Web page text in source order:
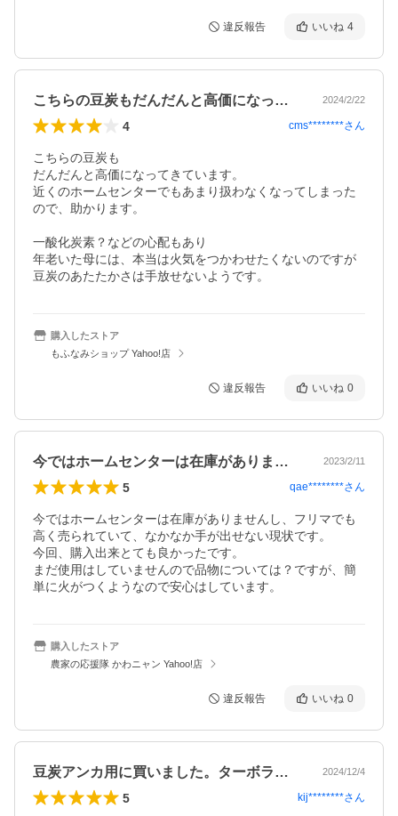
違反報告 いいね 4
こちらの豆炭もだんだんと高価になってき… 2024/2/22
4 cms********さん
こちらの豆炭も
だんだんと高価になってきています。
近くのホームセンターでもあまり扱わなくなってしまった
ので、助かります。
一酸化炭素？などの心配もあり
年老いた母には、本当は火気をつかわせたくないのですが
豆炭のあたたかさは手放せないようです。
購入したストア
もふなみショップ Yahoo!店
違反報告 いいね 0
今ではホームセンターは在庫がありません… 2023/2/11
5 qae********さん
今ではホームセンターは在庫がありませんし、フリマでも
高く売られていて、なかなか手が出せない現状です。
今回、購入出来とても良かったです。
まだ使用はしていませんので品物については？ですが、簡
単に火がつくようなので安心はしています。
購入したストア
農家の応援隊 かわニャン Yahoo!店
違反報告 いいね 0
豆炭アンカ用に買いました。ターボライタ… 2024/12/4
5 kij********さん